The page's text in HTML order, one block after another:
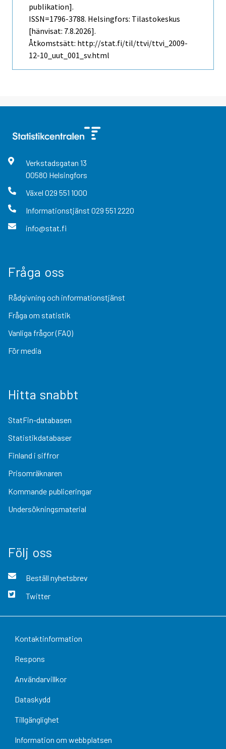
publikation].
ISSN=1796-3788. Helsingfors: Tilastokeskus
[hänvisat: 7.8.2026].
Åtkomstsätt: http://stat.fi/til/ttvi/ttvi_2009-
12-10_uut_001_sv.html
Verkstadsgatan 13
00580 Helsingfors
Växel 029 551 1000
Informationstjänst 029 551 2220
info@stat.fi
Fråga oss
Rådgivning och informationstjänst
Fråga om statistik
Vanliga frågor (FAQ)
För media
Hitta snabbt
StatFin-databasen
Statistikdatabaser
Finland i siffror
Prisomräknaren
Kommande publiceringar
Undersökningsmaterial
Följ oss
Beställ nyhetsbrev
Twitter
Kontaktinformation
Respons
Användarvillkor
Dataskydd
Tillgänglighet
Information om webbplatsen